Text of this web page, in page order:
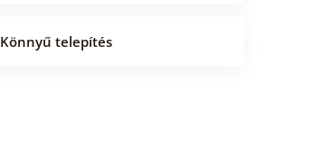
Könnyű telepítés